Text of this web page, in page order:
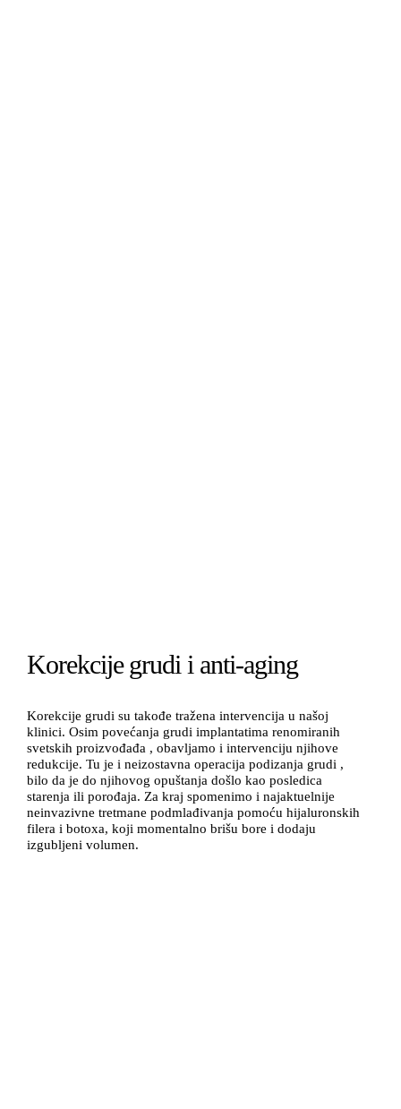
Korekcije grudi i anti-aging
Korekcije grudi su takođe tražena intervencija u našoj
klinici. Osim povećanja grudi implantatima renomiranih
svetskih proizvođađa , obavljamo i intervenciju njihove
redukcije. Tu je i neizostavna operacija podizanja grudi ,
bilo da je do njihovog opuštanja došlo kao posledica
starenja ili porođaja. Za kraj spomenimo i najaktuelnije
neinvazivne tretmane podmlađivanja pomoću hijaluronskih
filera i botoxa, koji momentalno brišu bore i dodaju
izgubljeni volumen.